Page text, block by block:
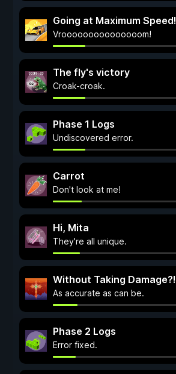
Going at Maximum Speed!
Vrooooooooooooooom!
The fly's victory
Croak-croak.
Phase 1 Logs
Undiscovered error.
Carrot
Don't look at me!
Hi, Mita
They're all unique.
Without Taking Damage?!
As accurate as can be.
Phase 2 Logs
Error fixed.